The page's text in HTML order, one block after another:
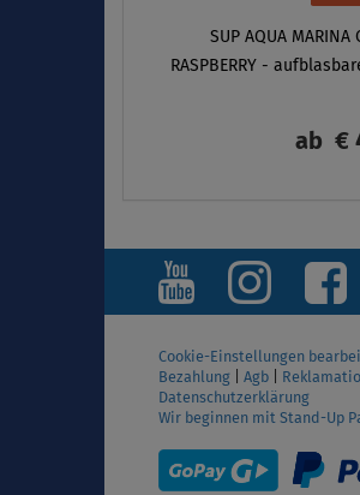
SUP AQUA MARINA
RASPBERRY -
ab €
Cookie-Einstellungen
Bezahlung
Agb
Datenschutzerklärung
Wir beginnen mit Stand-Up